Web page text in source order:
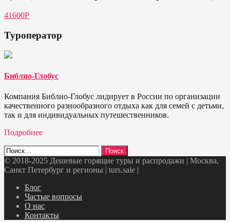
41600Р
Туроператор
Библио-Глобус
Компания Библио-Глобус лидирует в России по организации
качественного разнообразного отдыха как для семей с детьми,
так и для индивидуальных путешественников.
Подробнее
Найти:
© 2018-2025 Дешевые горящие туры и распродажи | Москва,
Санкт Петербург и регионы | turs.sale |
Блог
Частые вопросы
О нас
Контакты